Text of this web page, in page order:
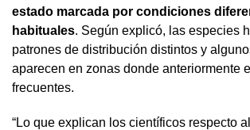
estado marcada por condiciones
habituales. Según explicó, las especies
patrones de distribución distintos y
aparecen en zonas donde anteriormente
frecuentes.
“Lo que explican los científicos respecto